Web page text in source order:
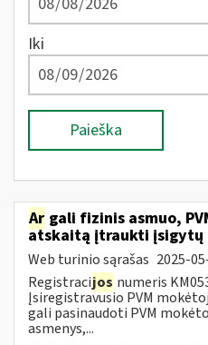
Iki
Paieška
Ar gali fizinis asmuo,
atskaitą įtraukti įsigytų
Web turinio sąrašas 2025-
Registracijos numeris
Įsiregistravusio PVM
gali pasinaudoti PVM
asmenys,...